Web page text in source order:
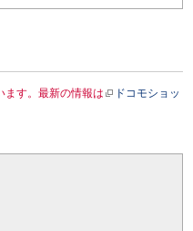
ます。最新の情報は
ドコモショッ